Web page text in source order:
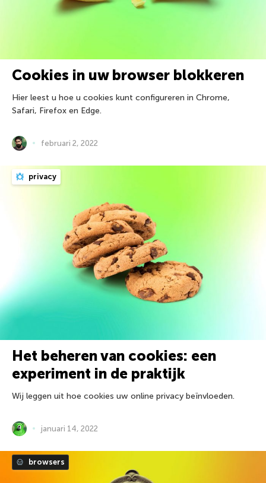
Cookies in uw browser blokkeren
Hier leest u hoe u cookies kunt configureren in Chrome,
Safari, Firefox en Edge.
februari 2, 2022
privacy
Het beheren van cookies: een
experiment in de praktijk
Wij leggen uit hoe cookies uw online privacy beïnvloeden.
januari 14, 2022
browsers